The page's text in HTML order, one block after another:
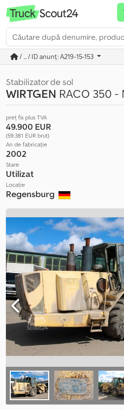
/ ... / ID anunț: A219-15-153
Stabilizator de sol
WIRTGEN RACO 350 -
preț fix plus TVA
49.900 EUR
(59.381 EUR brut)
An de fabricație
2002
Stare
Utilizat
Locație
Regensburg